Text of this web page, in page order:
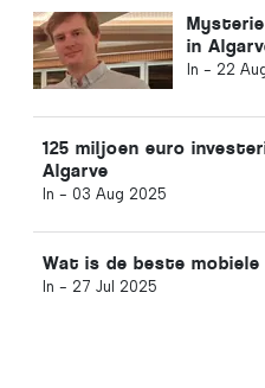
in
In - 22
125 miljoen euro
Algarve
In - 03 Aug 2025
Wat is de beste
In - 27 Jul 2025